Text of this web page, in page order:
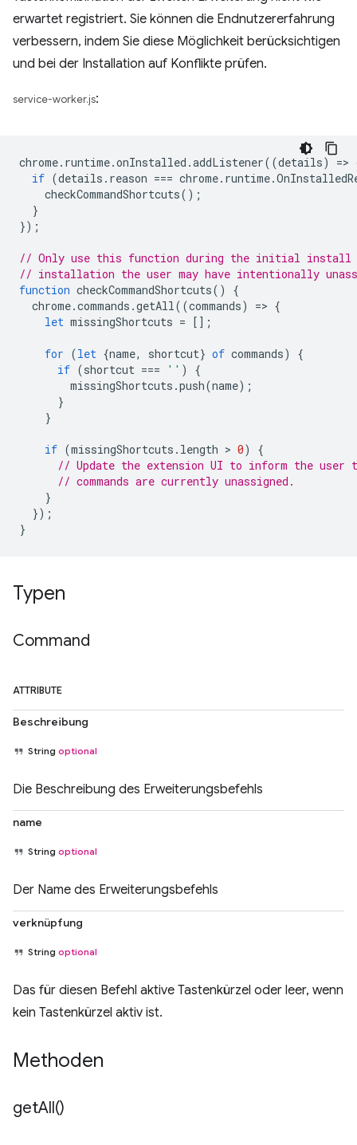
erwartet registriert. Sie können die Endnutzererfahrung
verbessern, indem Sie diese Möglichkeit berücksichtigen
und bei der Installation auf Konflikte prüfen.
service-worker.js:
chrome. runtime.onInstalled .addListener((details) =>
if (details . reason === chrome. runtime.
checkCommandShortcuts();
}
});
// Only use this function during the initial install
// installation the user may have intentionally
function checkCommandShortcuts()
{
chrome.commands .getAll((commands) => {
let missingShortcuts = [];
for (let {name, shortcut} of commands)
{
if (shortcut === '' )
{
missingShortcuts .push(name);
}
}
if (missingShortcuts . length > 0)
{
// Update the extension UI to inform the user
// commands are currently unassigned.
}
});
}
Typen
Command
ATTRIBUTE
Beschreibung
String optional
Die Beschreibung des Erweiterungsbefehls
name
String optional
Der Name des Erweiterungsbefehls
verknüpfung
String optional
Das für diesen Befehl aktive Tastenkürzel oder leer, wenn
kein Tastenkürzel aktiv ist.
Methoden
getAll()